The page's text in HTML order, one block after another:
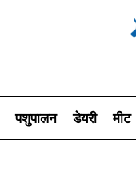
पशुपालन डेयरी मीट